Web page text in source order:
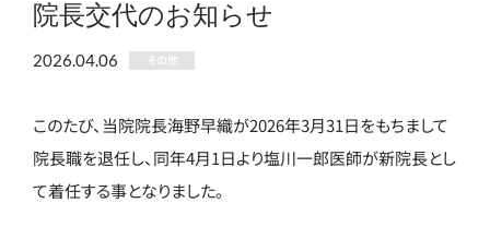
院長交代のお知らせ
2026.04.06 その他
このたび、当院院長海野早織が2026年3月31日をもちまして
院長職を退任し、同年4月1日より塩川一郎医師が新院長とし
て着任する事となりました。